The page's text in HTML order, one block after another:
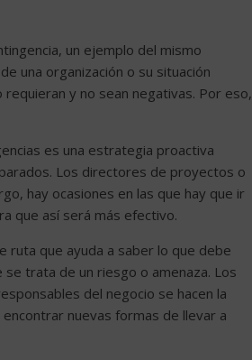
un ejemplo del mismo
una organización o su situación
y no sean negativas. Por eso,
es una estrategia proactiva
Los directores de proyectos o
hay ocasiones en las que hay que ir
que así será más efectivo.
ruta que ayuda a saber lo que debe
trata de un riesgo o amenaza. Los
del negocio se hacen la
nuevas formas de llevar a